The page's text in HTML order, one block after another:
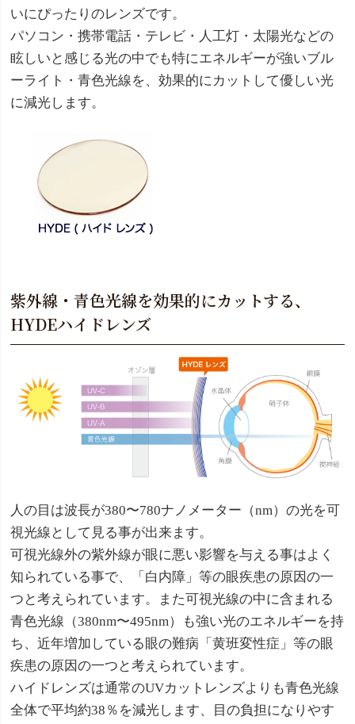
いにぴったりのレンズです。
パソコン・携帯電話・テレビ・人工灯・太陽光などの
眩しいと感じる光の中でも特にエネルギーが強いブル
ーライト・青色光線を、効果的にカットして優しい光
に減光します。
紫外線・青色光線を効果的にカットする、
HYDEハイドレンズ
人の目は波長が380〜780ナノメーター（nm）の光を可
視光線として見る事が出来ます。
可視光線外の紫外線が眼に悪い影響を与える事はよく
知られている事で、「白内障」等の眼疾患の原因の一
つと考えられています。また可視光線の中に含まれる
青色光線（380nm〜495nm）も強い光のエネルギーを持
ち、近年増加している眼の難病「黄班変性症」等の眼
疾患の原因の一つと考えられています。
ハイドレンズは通常のUVカットレンズよりも青色光線
全体で平均約38％を減光します、目の負担になりやす